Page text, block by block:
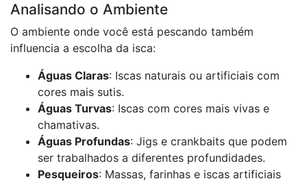
Analisando o Ambiente
O ambiente onde você está pescando também
influencia a escolha da isca:
Águas Claras: Iscas naturais ou artificiais com
cores mais sutis.
Águas Turvas: Iscas com cores mais vivas e
chamativas.
Águas Profundas: Jigs e crankbaits que podem
ser trabalhados a diferentes profundidades.
Pesqueiros: Massas, farinhas e iscas artificiais